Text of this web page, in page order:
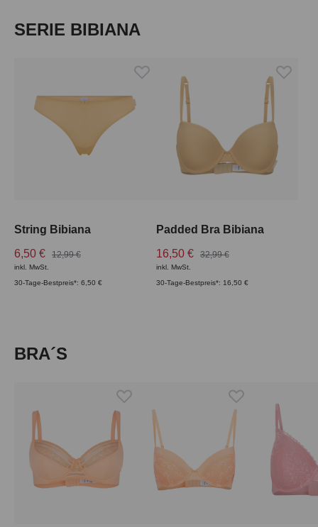
Produktgalerie überspringen
SERIE BIBIANA
String Bibiana
6,50 €
12,99 €
inkl. MwSt.
30-Tage-Bestpreis*: 6,50 €
Padded Bra Bibiana
16,50 €
32,99 €
inkl. MwSt.
30-Tage-Bestpreis*: 16,50 €
Produktgalerie überspringen
BRA´S